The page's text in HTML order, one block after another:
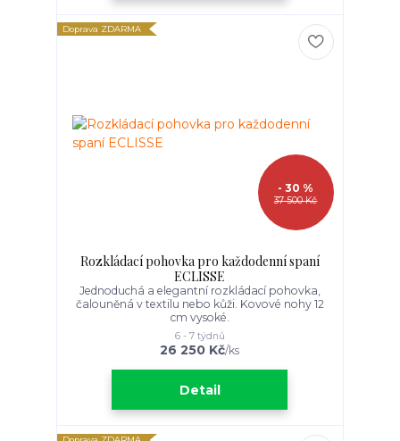
Doprava ZDARMA
37 500 Kč
- 30 %
Rozkládací pohovka pro každodenní spaní
ECLISSE
Jednoduchá a elegantní rozkládací pohovka,
čalouněná v textilu nebo kůži. Kovové nohy 12
cm vysoké.
26 250 Kč/ks
6 - 7 týdnů
Detail